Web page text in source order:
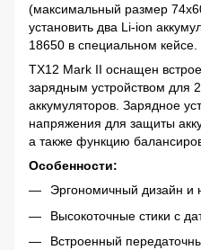
(максимальный размер
установить два Li-ion
18650 в специальном кейсе.
TX12 Mark II оснащен
зарядным устройством для
аккумуляторов. Зарядное
напряжения для защиты
а также функцию
Особенности:
Эргономичный дизайн и
Высокоточные стики с
Встроенный